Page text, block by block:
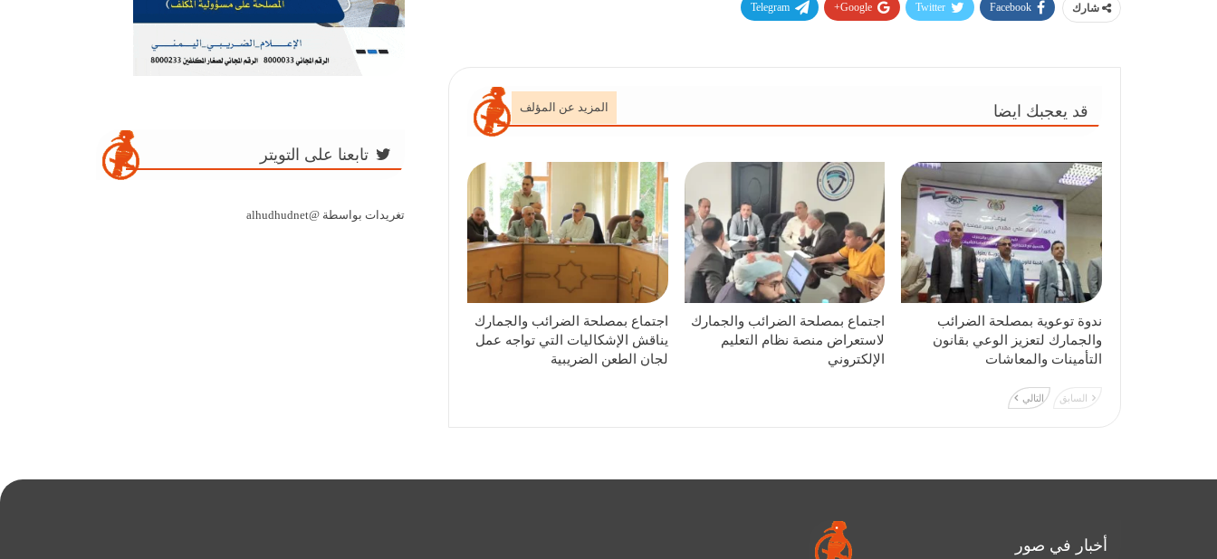
شارك Facebook
Twitter
Google+
Telegram
قد يعجبك ايضا المزيد عن المؤلف
ندوة توعوية بمصلحة الضرائب
والجمارك لتعزيز الوعي بقانون
التأمينات والمعاشات
اجتماع بمصلحة الضرائب والجمارك
لاستعراض منصة نظام التعليم
الإلكتروني
اجتماع بمصلحة الضرائب والجمارك
يناقش الإشكاليات التي تواجه عمل
لجان الطعن الضريبية
السابق التالي
تابعنا على التويتر
تغريدات بواسطة @alhudhudnet
أخبار في صور